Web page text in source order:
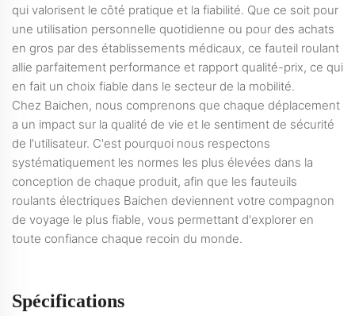
qui valorisent le côté pratique et la fiabilité. Que ce soit pour
une utilisation personnelle quotidienne ou pour des achats
en gros par des établissements médicaux, ce fauteil roulant
allie parfaitement performance et rapport qualité-prix, ce qui
en fait un choix fiable dans le secteur de la mobilité.
Chez Baichen, nous comprenons que chaque déplacement
a un impact sur la qualité de vie et le sentiment de sécurité
de l'utilisateur. C'est pourquoi nous respectons
systématiquement les normes les plus élevées dans la
conception de chaque produit, afin que les fauteuils
roulants électriques Baichen deviennent votre compagnon
de voyage le plus fiable, vous permettant d'explorer en
toute confiance chaque recoin du monde.
Spécifications